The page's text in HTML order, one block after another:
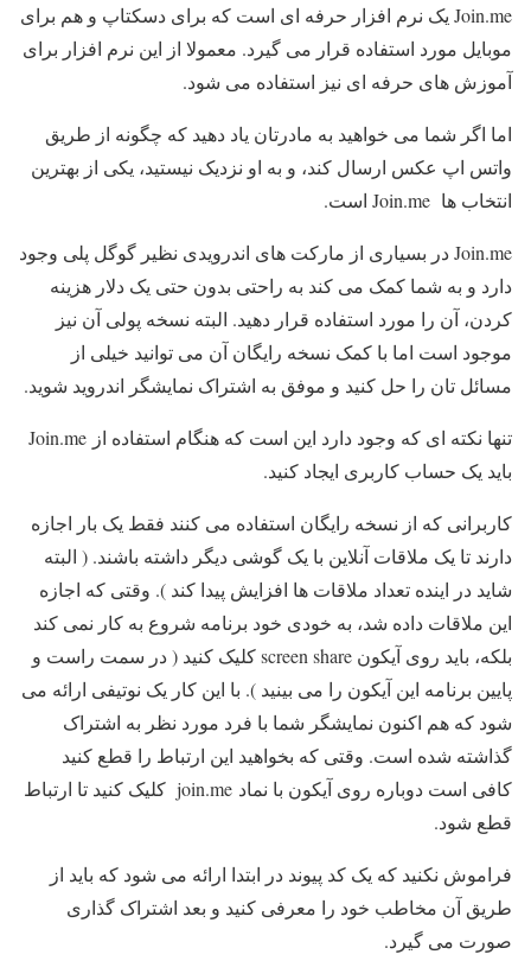
Join.me یک نرم افزار حرفه ای است که برای دسکتاپ و هم برای
موبایل مورد استفاده قرار می گیرد. معمولا از این نرم افزار برای
آموزش های حرفه ای نیز استفاده می شود.
اما اگر شما می خواهید به مادرتان یاد دهید که چگونه از طریق
واتس اپ عکس ارسال کند، و به او نزدیک نیستید، یکی از بهترین
انتخاب ها Join.me است.
Join.me در بسیاری از مارکت های اندرویدی نظیر گوگل پلی وجود
دارد و به شما کمک می کند به راحتی بدون حتی یک دلار هزینه
کردن، آن را مورد استفاده قرار دهید. البته نسخه پولی آن نیز
موجود است اما با کمک نسخه رایگان آن می توانید خیلی از
مسائل تان را حل کنید و موفق به اشتراک نمایشگر اندروید شوید.
تنها نکته ای که وجود دارد این است که هنگام استفاده از Join.me
باید یک حساب کاربری ایجاد کنید.
کاربرانی که از نسخه رایگان استفاده می کنند فقط یک بار اجازه
دارند تا یک ملاقات آنلاین با یک گوشی دیگر داشته باشند. ( البته
شاید در اینده تعداد ملاقات ها افزایش پیدا کند ). وقتی که اجازه
این ملاقات داده شد، به خودی خود برنامه شروع به کار نمی کند
بلکه، باید روی آیکون screen share کلیک کنید ( در سمت راست و
پایین برنامه این آیکون را می بینید ). با این کار یک نوتیفی ارائه می
شود که هم اکنون نمایشگر شما با فرد مورد نظر به اشتراک
گذاشته شده است. وقتی که بخواهید این ارتباط را قطع کنید
کافی است دوباره روی آیکون با نماد join.me کلیک کنید تا ارتباط
قطع شود.
فراموش نکنید که یک کد پیوند در ابتدا ارائه می شود که باید از
طریق آن مخاطب خود را معرفی کنید و بعد اشتراک گذاری
صورت می گیرد.